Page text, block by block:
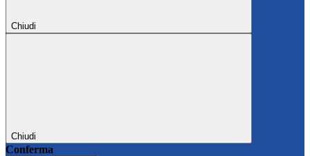
Chiudi
Chiudi
Conferma